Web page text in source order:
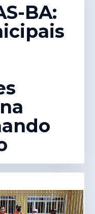
BA: